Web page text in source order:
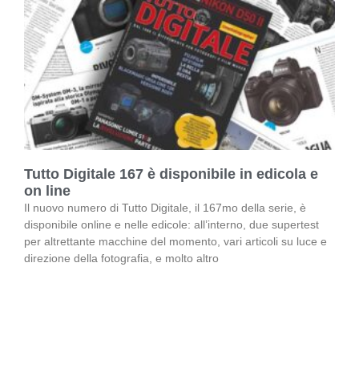
Tutto Digitale 167 è disponibile in edicola e
on line
Il nuovo numero di Tutto Digitale, il 167mo della serie, è
disponibile online e nelle edicole: all’interno, due supertest
per altrettante macchine del momento, vari articoli su luce e
direzione della fotografia, e molto altro